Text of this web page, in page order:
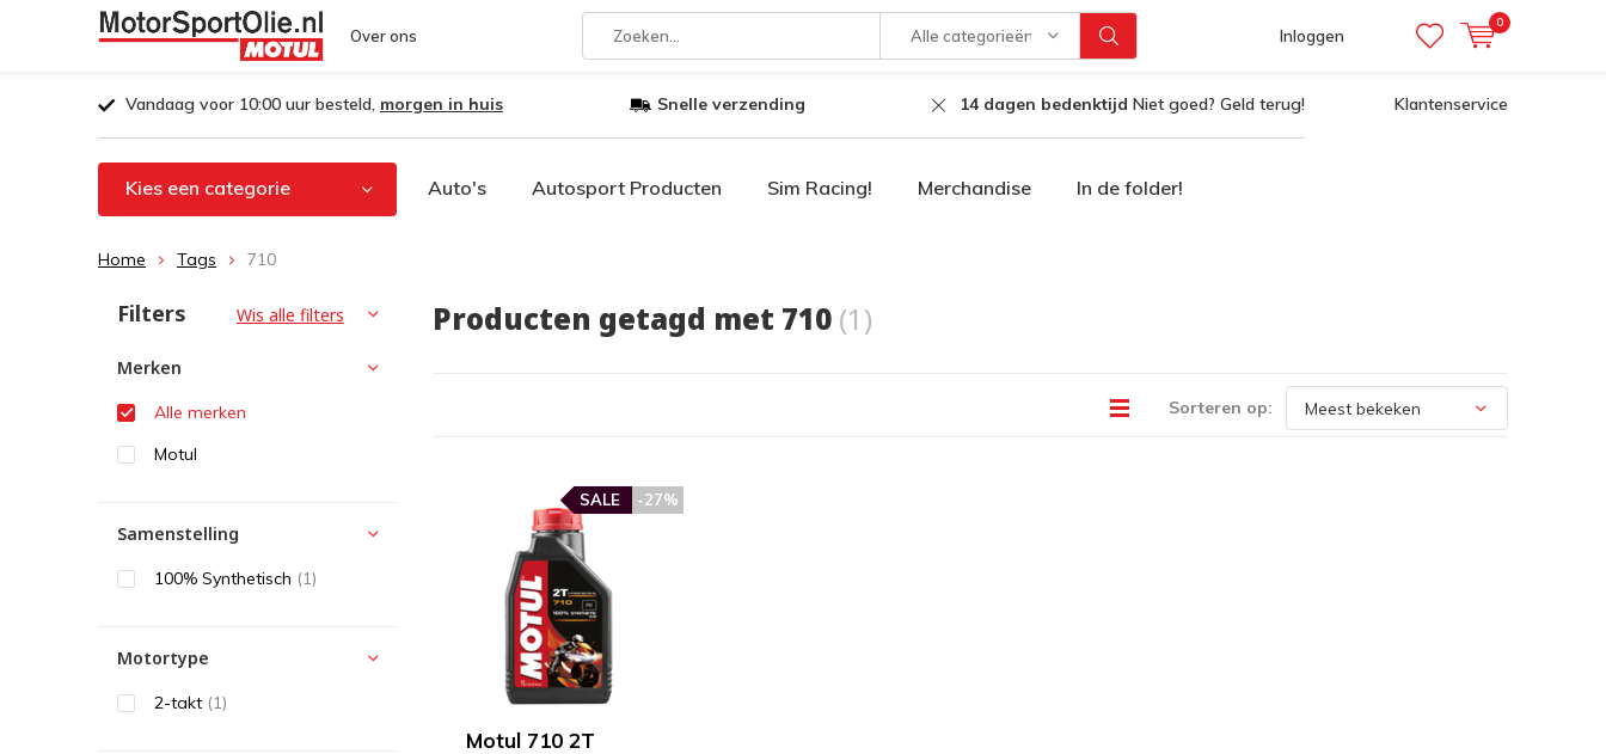
Over ons Alle categorieën Inloggen
0
Vandaag voor 10:00 uur besteld, morgen in huis Snelle verzending 14 dagen bedenktijd Niet goed? Geld terug! Klantenservice
Kies een categorie Auto's Autosport Producten Sim Racing! Merchandise In de folder!
Home Tags 710
Producten getagd met 710 (1)
Sorteren op:
Motul 710 2T
-27%
SALE
Filters Wis alle filters
Merken
Alle merken
Motul
Samenstelling
100% Synthetisch (1)
Motortype
2-takt (1)